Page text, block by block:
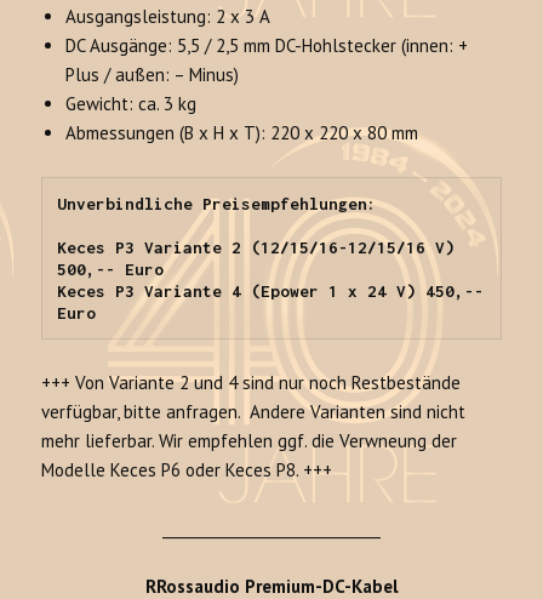
Ausgangsleistung: 2 x 3 A
DC Ausgänge: 5,5 / 2,5 mm DC-Hohlstecker (innen: +
Plus / außen: – Minus)
Gewicht: ca. 3 kg
Abmessungen (B x H x T): 220 x 220 x 80 mm
Unverbindliche Preisempfehlungen:
Keces P3 Variante 2 (12/15/16-12/15/16 V)
500,-- Euro
Keces P3 Variante 4 (Epower 1 x 24 V) 450,--
Euro
+++ Von Variante 2 und 4 sind nur noch Restbestände
verfügbar, bitte anfragen. Andere Varianten sind nicht
mehr lieferbar. Wir empfehlen ggf. die Verwneung der
Modelle Keces P6 oder Keces P8. +++
RRossaudio Premium-DC-Kabel